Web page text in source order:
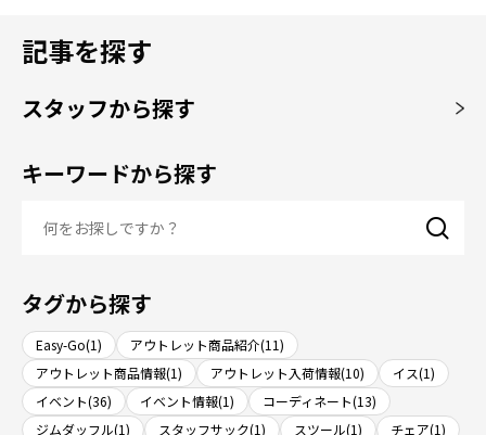
記事を探す
スタッフから探す
キーワードから探す
タグから探す
Easy-Go(1)
アウトレット商品紹介(11)
アウトレット商品情報(1)
アウトレット入荷情報(10)
イス(1)
イベント(36)
イベント情報(1)
コーディネート(13)
ジムダッフル(1)
スタッフサック(1) スツール(1)
チェア(1)